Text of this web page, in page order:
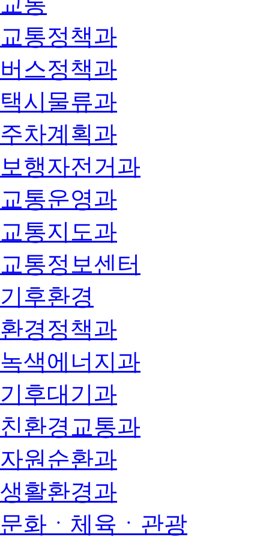
교통정책과
버스정책과
택시물류과
주차계획과
보행자전거과
교통운영과
교통지도과
교통정보센터
기후환경
환경정책과
녹색에너지과
기후대기과
친환경교통과
자원순환과
생활환경과
문화ㆍ체육ㆍ관광